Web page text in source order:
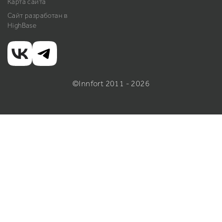
Карта сайта
Сайт разработан в
HighBase
©Innfort 2011 - 2026